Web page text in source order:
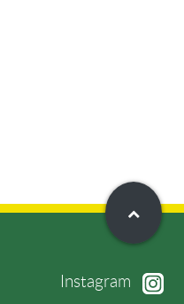
Instagram